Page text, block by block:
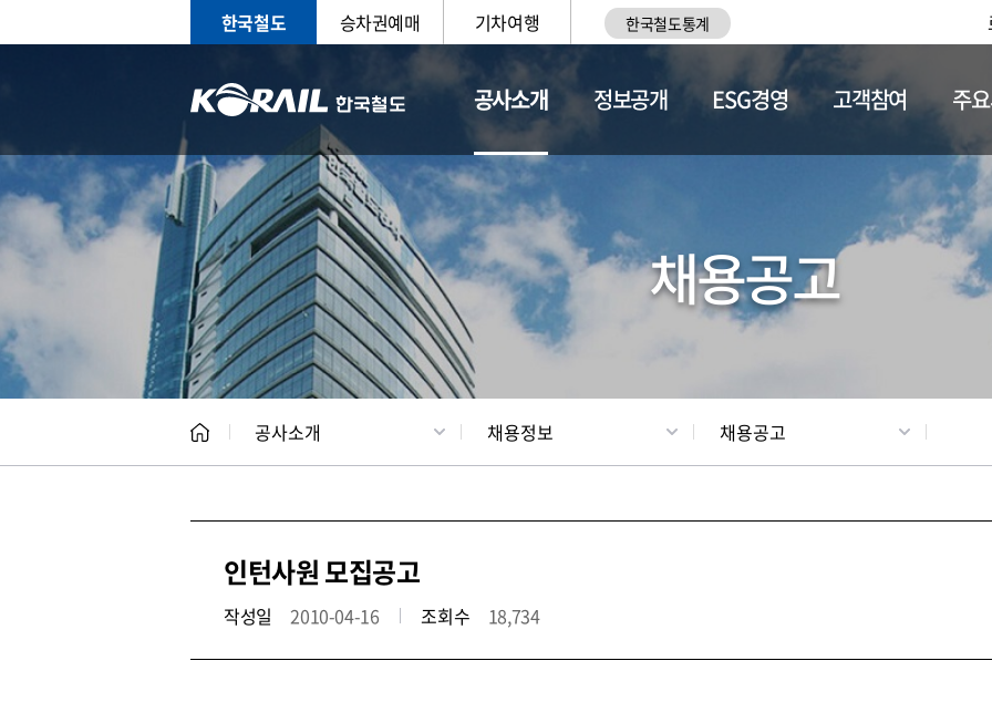
한국철도 승차권예매 기차여행 한국철도통계
공사소개
CEO 일반현황 채용정보
정보공개 ESG경영 고객참여 주
채용공고
공사소개 채용정보 채용공고
인턴사원 모집공고
작성일 2010-04-16 조회수 18,734